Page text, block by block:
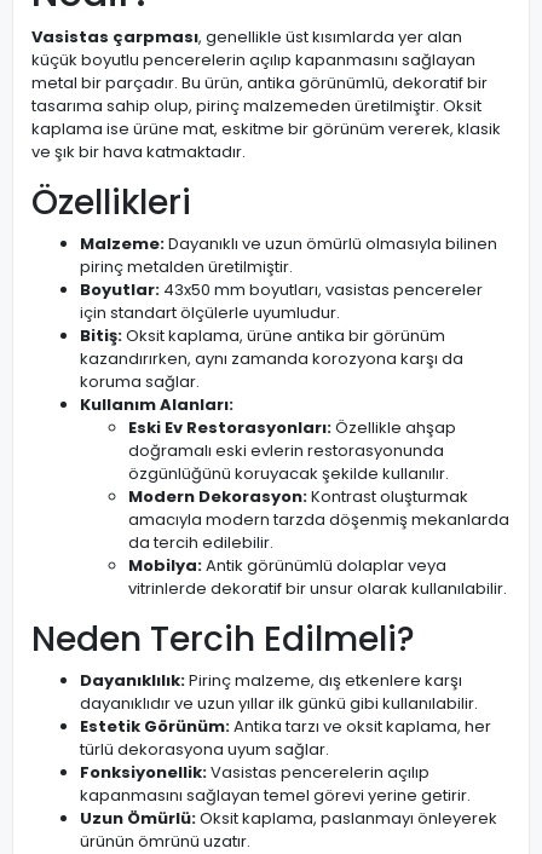
Vasistas çarpması, genellikle üst kısımlarda yer alan
küçük boyutlu pencerelerin açılıp kapanmasını sağlayan
metal bir parçadır. Bu ürün, antika görünümlü, dekoratif bir
tasarıma sahip olup, pirinç malzemeden üretilmiştir. Oksit
kaplama ise ürüne mat, eskitme bir görünüm vererek, klasik
ve şık bir hava katmaktadır.
Özellikleri
Malzeme:Dayanıklı ve uzun ömürlü olmasıyla bilinen
pirinç metalden üretilmiştir.
Boyutlar: 43x50 mm boyutları, vasistas pencereler
için standart ölçülerle uyumludur.
Bitiş:Oksit kaplama, ürüne antika bir görünüm
kazandırırken, aynı zamanda korozyona karşı da
koruma sağlar.
Kullanım Alanları:
Eski Ev Restorasyonları:Özellikle ahşap
doğramalı eski evlerin restorasyonunda
özgünlüğünü koruyacak şekilde kullanılır.
Modern Dekorasyon:Kontrast oluşturmak
amacıyla modern tarzda döşenmiş mekanlarda
da tercih edilebilir.
Mobilya:Antik görünümlü dolaplar veya
vitrinlerde dekoratif bir unsur olarak kullanılabilir.
Neden Tercih Edilmeli?
Dayanıklılık:Pirinç malzeme, dış etkenlere karşı
dayanıklıdır ve uzun yıllar ilk günkü gibi kullanılabilir.
Estetik Görünüm:Antika tarzı ve oksit kaplama, her
türlü dekorasyona uyum sağlar.
Fonksiyonellik:Vasistas pencerelerin açılıp
kapanmasını sağlayan temel görevi yerine getirir.
Uzun Ömürlü:Oksit kaplama, paslanmayı önleyerek
ürünün ömrünü uzatır.